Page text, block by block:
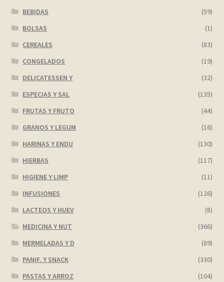
BEBIDAS
(59)
BOLSAS
(1)
CEREALES
(83)
CONGELADOS
(19)
DELICATESSEN Y
(32)
ESPECIAS Y SAL
(135)
FRUTAS Y FRUTO
(44)
GRANOS Y LEGUM
(16)
HARINAS Y ENDU
(130)
HIERBAS
(117)
HIGIENE Y LIMP
(11)
INFUSIONES
(126)
LACTEOS Y HUEV
(8)
MEDICINA Y NUT
(366)
MERMELADAS Y D
(89)
PANIF. Y SNACK
(330)
PASTAS Y ARROZ
(104)